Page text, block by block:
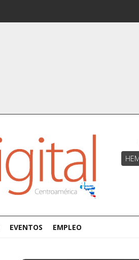
EVENTOS EMPLEO